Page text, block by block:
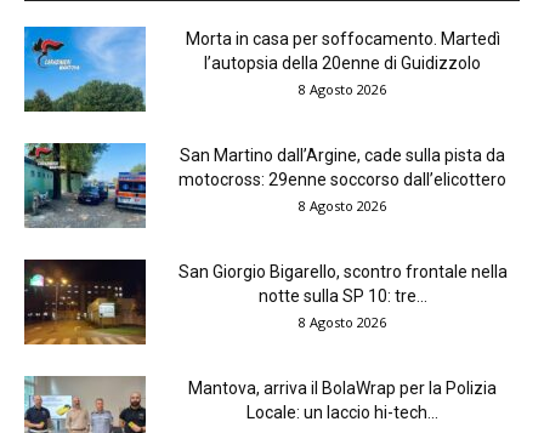
Morta in casa per soffocamento. Martedì
l’autopsia della 20enne di Guidizzolo
8 Agosto 2026
San Martino dall’Argine, cade sulla pista da
motocross: 29enne soccorso dall’elicottero
8 Agosto 2026
San Giorgio Bigarello, scontro frontale nella
notte sulla SP 10: tre...
8 Agosto 2026
Mantova, arriva il BolaWrap per la Polizia
Locale: un laccio hi-tech...